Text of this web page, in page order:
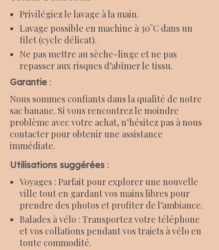
Privilégiez le lavage à la main.
Lavage possible en machine à 30°C dans un
filet (cycle délicat).
Ne pas mettre au sèche-linge et ne pas
repasser aux risques d’abîmer le tissu.
Garantie :
Nous sommes confiants dans la qualité de notre
sac banane. Si vous rencontrez le moindre
problème avec votre achat, n’hésitez pas à nous
contacter pour obtenir une assistance
immédiate.
Utilisations suggérées :
Voyages : Parfait pour explorer une nouvelle
ville tout en gardant vos mains libres pour
prendre des photos et profiter de l’ambiance.
Balades à vélo : Transportez votre téléphone
et vos collations pendant vos trajets à vélo en
toute commodité.